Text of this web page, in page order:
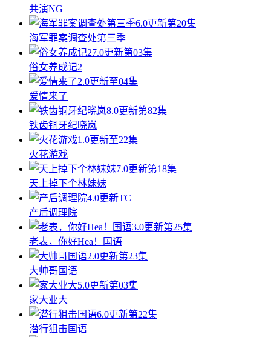
共演NG
6.0更新第20集
海军罪案调查处第三季
7.0更新第03集
俗女养成记2
2.0更新至04集
爱情来了
8.0更新第82集
铁齿铜牙纪晓岚
1.0更新至22集
火花游戏
7.0更新第18集
天上掉下个林妹妹
4.0更新TC
产后调理院
3.0更新第25集
老表，你好Hea！国语
2.0更新第23集
大帅哥国语
5.0更新第03集
家大业大
6.0更新第22集
潜行狙击国语